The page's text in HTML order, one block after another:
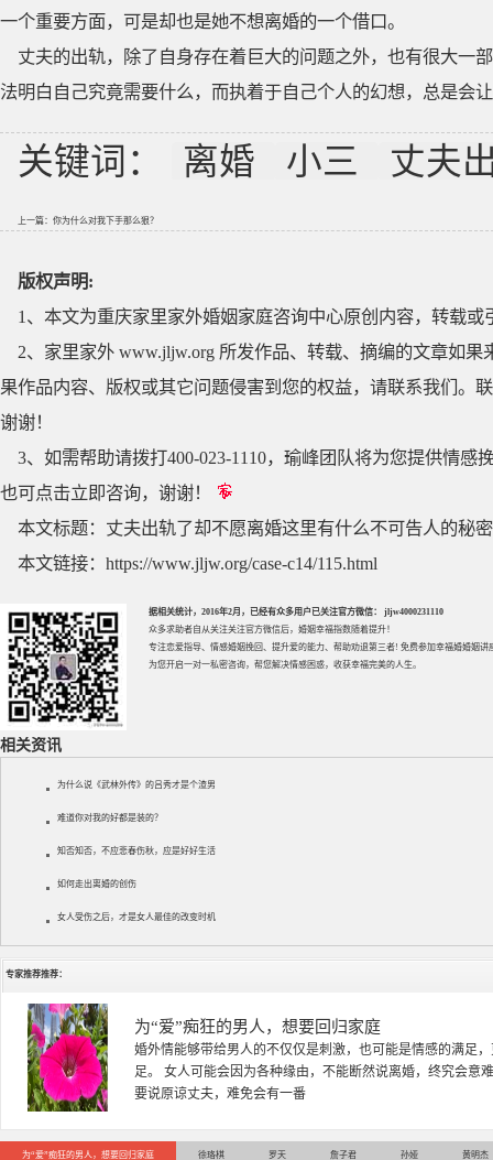
一个重要方面，可是却也是她不想离婚的一个借口。
丈夫的出轨，除了自身存在着巨大的问题之外，也有很大一
法明白自己究竟需要什么，而执着于自己个人的幻想，总是会
关键词： 离婚 小三 丈夫
上一篇： 你为什么对我下手那么狠？
版权声明:
1、本文为重庆家里家外婚姻家庭咨询中心原创内容，转载
2、家里家外 www.jljw.org 所发作品、转载、摘编的文章如
果作品内容、版权或其它问题侵害到您的权益，请联系我们。
谢谢！
3、如需帮助请拨打400-023-1110，瑜峰团队将为您提供情
也可点击立即咨询，谢谢！
本文标题： 丈夫出轨了却不愿离婚这里有什么不可告人的秘密
本文链接： https://www.jljw.org/case-c14/115.html
据相关统计，2016年2月，已经有众多用户已关注官方微信： jljw4000231110
众多求助者自从关注关注官方微信后，婚姻幸福指数随着提升！
专注恋爱指导、 情感婚姻挽回 、提升爱的能力、帮助劝退第三者! 免费参加幸福婚婚姻讲
为您开启一对一私密咨询，帮您解决情感困惑，收获幸福完美的人生。
相关资讯
为什么说《武林外传》的吕秀才是个渣男
难道你对我的好都是装的？
知否知否，不应悲春伤秋，应是好好生活
如何走出离婚的创伤
女人受伤之后，才是女人最佳的改变时机
专家推荐推荐：
徐珞棋
徐珞棋，婚姻家庭咨询师，毕业于重庆师范大学心理学专业
多年，对婚姻情感分析、恋爱择偶、夫妻关系，情感挽回、
千小时，积累了丰富的咨
为“爱”痴狂的男人，想要回归家庭 徐珞棋 罗天 詹子君 孙娅 黄明杰